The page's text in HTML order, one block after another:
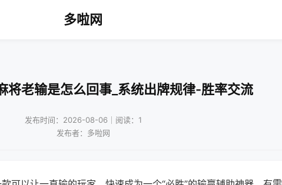
多啦网
将老输是怎么回事_系统出牌规律-胜率交流
发布时间：2026-08-06｜阅读：1
发布者：多啦网